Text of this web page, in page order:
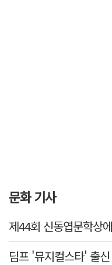
문화 기사
제44회 신동엽문학상